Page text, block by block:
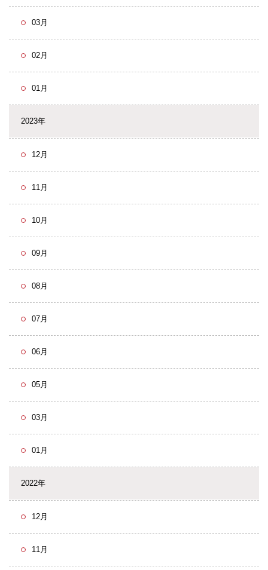
03月
02月
01月
2023年
12月
11月
10月
09月
08月
07月
06月
05月
03月
01月
2022年
12月
11月